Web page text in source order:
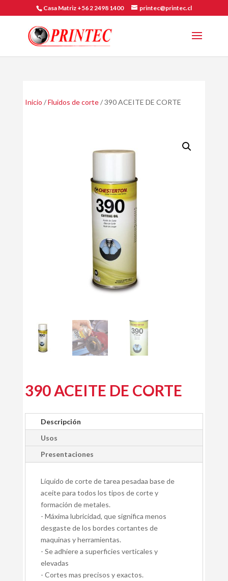
Casa Matriz +56 2 2498 1400 printec@printec.cl
Inicio /Fluidos de corte/ 390 ACEITE DE CORTE
390 ACEITE DE CORTE
Descripción
Usos
Presentaciones
Líquido de corte de tarea pesadaa base de
aceite para todos los tipos de corte y
formación de metales.
- Máxima lubricidad, que significa menos
desgaste de los bordes cortantes de
maquinas y herramientas.
- Se adhiere a superficies verticales y
elevadas
- Cortes mas precisos y exactos.